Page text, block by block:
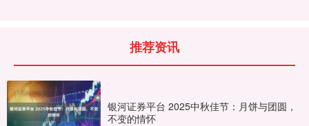
推荐资讯
银河证券平台 2025中秋佳节：月饼与团圆，
不变的情怀